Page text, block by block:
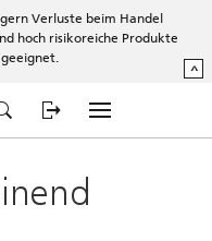
Verluste beim Handel
hoch risikoreiche Produkte
^